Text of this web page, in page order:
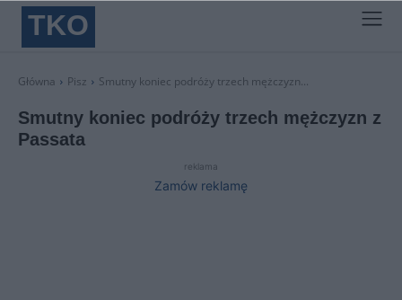
TKO
Główna Pisz Smutny koniec podróży trzech mężczyzn...
Smutny koniec podróży trzech mężczyzn z
Passata
reklama
Zamów reklamę